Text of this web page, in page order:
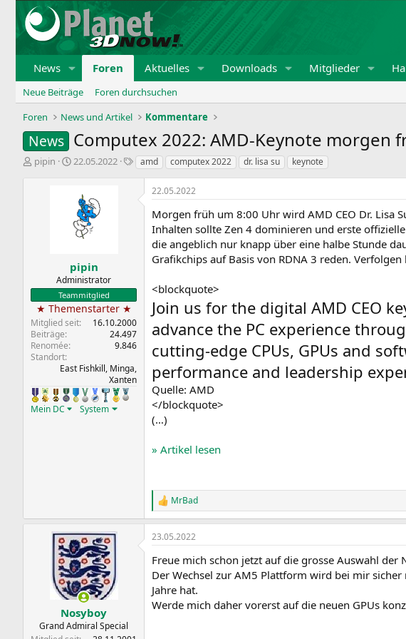
News Foren Aktuelles Downloads Mitglieder
Neue Beiträge
Foren durchsuchen
Foren
News und Artikel Kommentare
News Computex 2022: AMD-Keynote morgen
E
pipin
E
e
l
a
m
22.05.2022
S
e
amd computex 2022 dr. lisa su keynote
pipin
Administrator
Teammitglied
★ Themenstarter ★
Mitglied seit
16.10.2000
Beiträge
24.497
Renomée
9.846
Standort
East Fishkill, Minga,
Xanten
Mein DC System
22.05.2022
Morgen früh um 8:00 Uhr wird AMD CEO Dr. Lisa
Inhalten sollte Zen 4 dominieren und erste
die angeblich nur knapp über eine halbe Stunde
Grafikchips auf Basis von RDNA 3 reden.
<blockquote>
Join us for the digital AMD CEO
advance the PC experience
cutting-edge CPUs, GPUs and
performance and leadership
Quelle: AMD
</blockquote>
(…)
» Artikel lesen
R
e
a
k
i
o
n
e
n
MrBad
Nosyboy
Grand Admiral Special
23.05.2022
Freue mich schon jetzt auf die grosse Auswahl
Der Wechsel zur AM5 Plattform wird bei mir
Jahre hat.
Werde mich daher vorerst auf die neuen GPUs